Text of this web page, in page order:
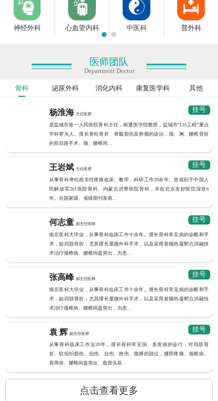
神经外科 心血管内科 中医科 普外科
医师团队
Department Doctor
骨科 泌尿外科 消化内科 康复医学科 其他
杨淮海 主任医师
原盐城市第一人民医院骨科主任，南通医学院教授，盐城市“135工程”重点
学科带头人。擅长脊柱骨折、脊髓损伤及肿瘤的诊治，颈、胸、腰椎骨折
的前后路手术、颈、腰椎间...
挂号
王岩斌 主任医师
从事骨科脊柱相关性疼痛临床、教学、科研工作20余年。曾就职于中国人
民解放军261医院骨科、内蒙古武警医院骨科，并在北京友好医院深造6
年。在国家级、省级期刊发表...
挂号
何志童 副主任医师
南京医科大毕业，从事骨科临床工作十余年。擅长骨科常见病的诊断和手
术，如四肢骨折，尤其擅长显微外科手术，以及采用射频热凝靶点消融技
术治疗颈椎病、腰椎间盘突出，为患...
挂号
张高峰 副主任医师
南京医科大毕业，从事骨科临床工作十余年。擅长骨科常见病的诊断和手
术，如四肢骨折，尤其擅长显微外科手术，以及采用射频热凝靶点消融技
术治疗颈椎病、腰椎间盘突出，为患...
挂号
袁 辉 副主任医师
从事骨科临床工作近20年，擅长骨科常见病、多发病的诊疗，对四肢骨
折、软组织损伤、扭伤、拉伤、挫伤、胳膊的脱位，腰部疼痛、颈椎病、
肩周炎、腰椎间盘突出、股骨头坏...
挂号
点击查看更多